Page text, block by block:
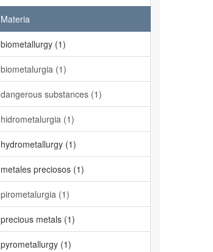
Materia
biometallurgy (1)
biometalurgia (1)
dangerous substances (1)
hidrometalurgia (1)
hydrometallurgy (1)
metales preciosos (1)
pirometalurgia (1)
precious metals (1)
pyrometallurgy (1)